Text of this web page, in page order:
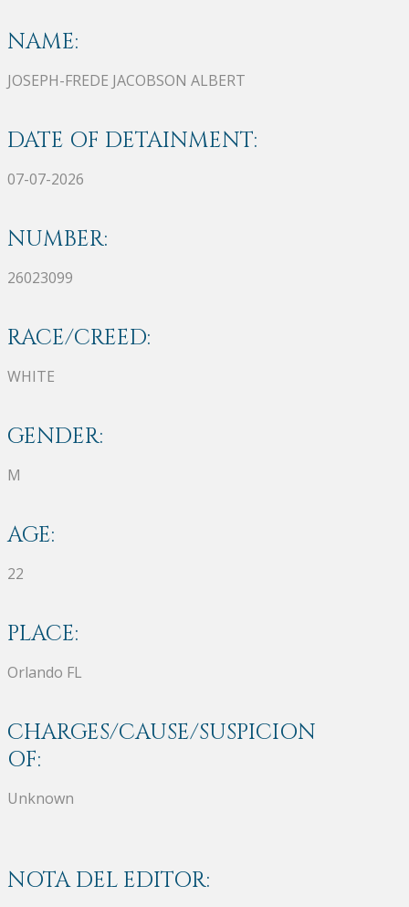
NAME:
JOSEPH-FREDE JACOBSON ALBERT
DATE OF DETAINMENT:
07-07-2026
NUMBER:
26023099
RACE/CREED:
WHITE
GENDER:
M
AGE:
22
PLACE:
Orlando FL
CHARGES/CAUSE/SUSPICION
OF:
Unknown
NOTA DEL EDITOR: